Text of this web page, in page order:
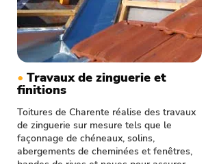
• Travaux de zinguerie et
finitions
Toitures de Charente réalise des travaux
de zinguerie sur mesure tels que le
façonnage de chéneaux, solins,
abergements de cheminées et fenêtres,